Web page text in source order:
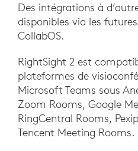
Des intégrations à
disponibles via les
CollabOS.
RightSight 2 est
plateformes de
Microsoft Teams sous
Zoom Rooms, Google
RingCentral Rooms,
Tencent Meeting Rooms.